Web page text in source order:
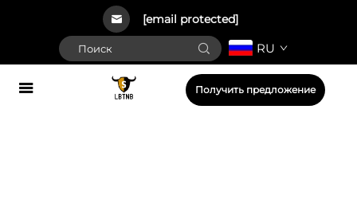
[email protected]
RU
Получить предложение